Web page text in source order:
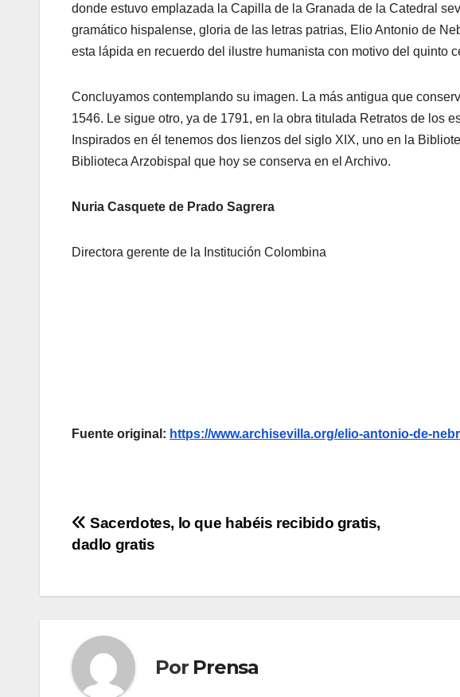
donde estuvo emplazada la Capilla de la Granada de la Catedral
gramático hispalense, gloria de las letras patrias, Elio Antonio de
esta lápida en recuerdo del ilustre humanista con motivo del quinto
Concluyamos contemplando su imagen. La más antigua que
1546. Le sigue otro, ya de 1791, en la obra titulada Retratos de los
Inspirados en él tenemos dos lienzos del siglo XIX, uno en la
Biblioteca Arzobispal que hoy se conserva en el Archivo.
Nuria Casquete de Prado Sagrera
Directora gerente de la Institución Colombina
Fuente original: https://www.archisevilla.org/elio-antonio-de-
Navegación
entradas
Sacerdotes, lo que habéis recibido gratis,
dadlo gratis
Por Prensa